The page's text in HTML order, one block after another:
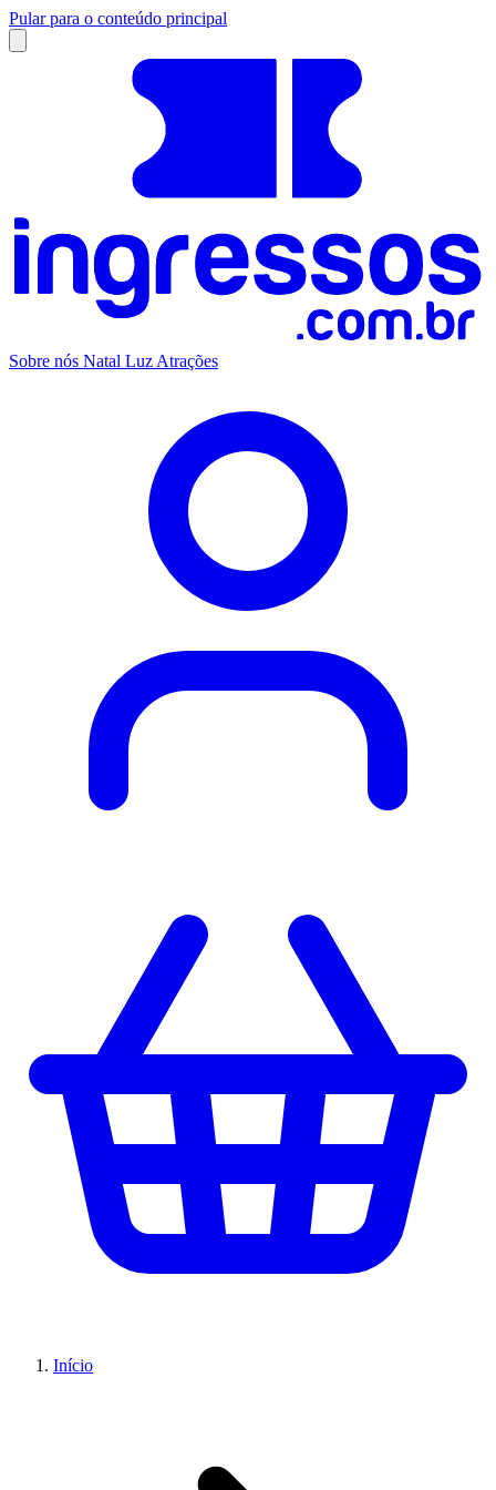
Pular para o conteúdo principal
Sobre nós Natal Luz Atrações
Início